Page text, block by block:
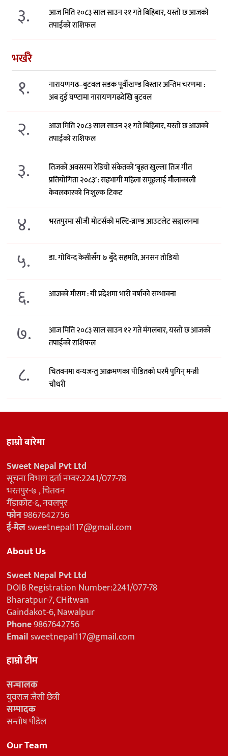
३.
आज मिति २०८३ साल साउन २१ गते बिहिबार, यस्तो छ आजको
तपाईको राशिफल
भर्खरै
१.
नारायणगढ–बुटवल सडक पूर्वीखण्ड विस्तार अन्तिम चरणमा :
अब दुई घण्टामा नारायणगढदेखि बुटवल
२.
आज मिति २०८३ साल साउन २१ गते बिहिबार, यस्तो छ आजको
तपाईको राशिफल
३.
तिजको अवसरमा रेडियो संकेतको ‘बृहत खुल्ला तिज गीत
प्रतियोगिता २०८३’ : सहभागी महिला समूहलाई मौलाकाली
केवलकारको निःशुल्क टिकट
४. भरतपुरमा सीजी मोटर्सको मल्टि-ब्राण्ड आउटलेट सञ्चालनमा
५. डा. गोविन्द केसीसँग ७ बुँदे सहमति, अनसन तोडियो
६. आजको मौसम : यी प्रदेशमा भारी वर्षाको सम्भावना
७.
आज मिति २०८३ साल साउन १२ गते मंगलबार, यस्तो छ आजको
तपाईको राशिफल
८.
चितवनमा वन्यजन्तु आक्रमणका पीडितको घरमै पुगिन् मन्त्री
चौधरी
हाम्रो बारेमा
Sweet Nepal Pvt Ltd
सूचना विभाग दर्ता नम्बर:2241/077-78
भरतपुर-७ , चितवन
गैँडाकोट-६, नवलपुर
फोन9867642756
ई-मेलsweetnepal117@gmail.com
About Us
Sweet Nepal Pvt Ltd
DOIB Registration Number:2241/077-78
Bharatpur-7, CHitwan
Gaindakot-6, Nawalpur
Phone9867642756
Emailsweetnepal117@gmail.com
हाम्रो टीम
सन्चालक
युवराज जैसी छेत्री
सम्पादक
सन्तोष पौडेल
Our Team